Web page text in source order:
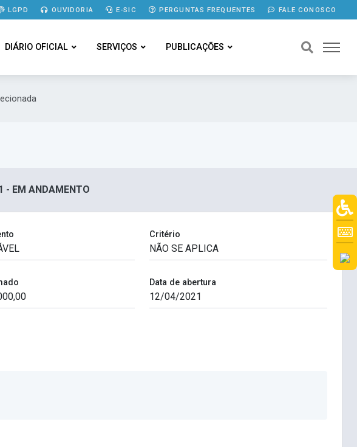
LGPD OUVIDORIA E-SIC PERGUNTAS FREQUENTES FALE CONOSCO
DIÁRIO OFICIAL SERVIÇOS PUBLICAÇÕES
- EM ANDAMENTO
Critério
Data de abertura